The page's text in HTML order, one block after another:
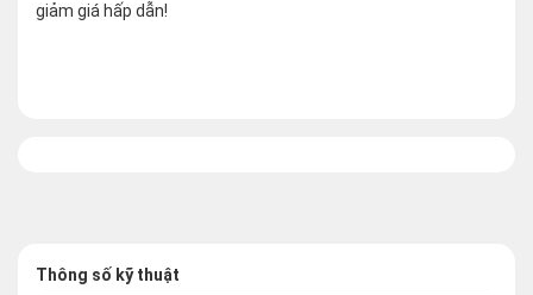
giảm giá hấp dẫn!
Thông số kỹ thuật